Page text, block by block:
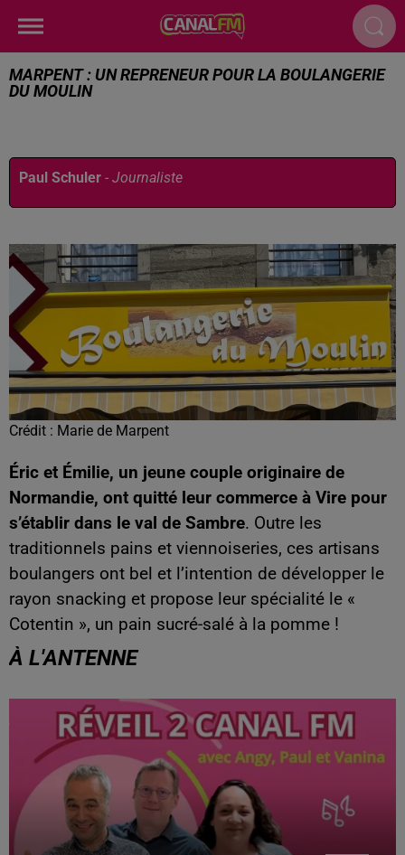
MARPENT : UN REPRENEUR POUR LA BOULANGERIE
DU MOULIN
Paul Schuler - Journaliste
Crédit : Marie de Marpent
Éric et Émilie, un jeune couple originaire de
Normandie, ont quitté leur commerce à Vire pour
s’établir dans le val de Sambre. Outre les
traditionnels pains et viennoiseries, ces artisans
boulangers ont bel et l’intention de développer le
rayon snacking et propose leur spécialité le «
Cotentin », un pain sucré-salé à la pomme !
À L'ANTENNE